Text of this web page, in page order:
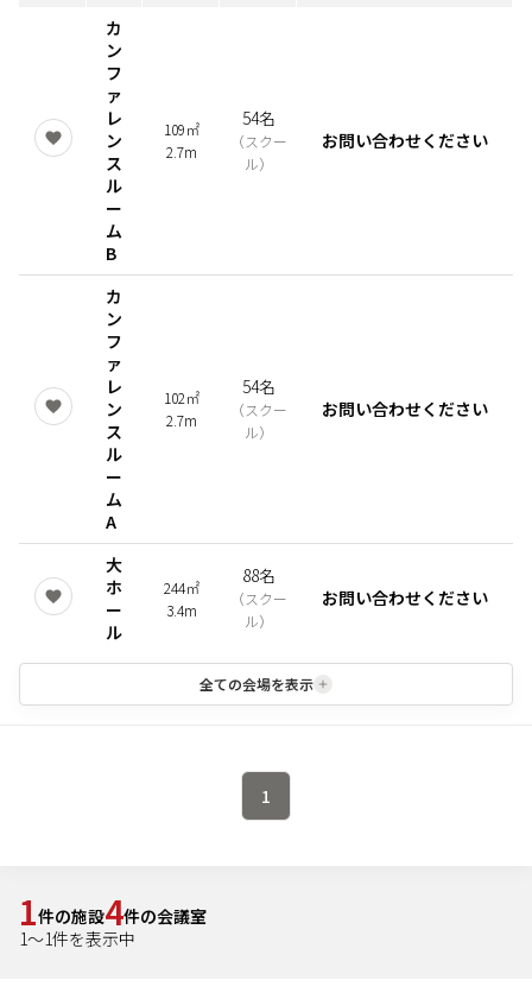
カ
ン
フ
ァ
レ
ン
ス
ル
ー
ム
B
109㎡
2.7m
54名
（スクー
ル）
お問い合わせください
カ
ン
フ
ァ
レ
ン
ス
ル
ー
ム
A
102㎡
2.7m
54名
（スクー
ル）
お問い合わせください
大
ホ
ー
ル
244㎡
3.4m
88名
（スクー
ル）
お問い合わせください
全ての会場を表示
1
1件の施設4件の会議室
1～1件を表示中